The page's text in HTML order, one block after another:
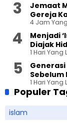
Jemaat
Gereja
4 Jam
Menjadi
Diajak
1 Hari Yang
Sebelum
1 Hari Yang
Populer
islam